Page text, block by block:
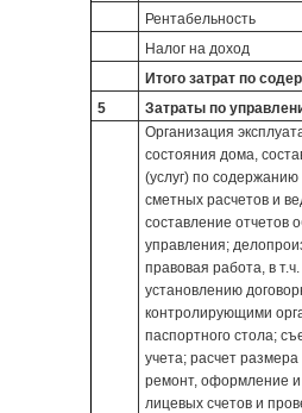
Рентабельность
Налог на доход
Итого затрат по
5
Затраты по
Организация
состояния дома,
(услуг) по
сметных расчетов и
составление отчетов
управления;
правовая работа, в
установлению
контролирующими
паспортного стола;
учета; расчет
ремонт, оформление и
лицевых счетов и